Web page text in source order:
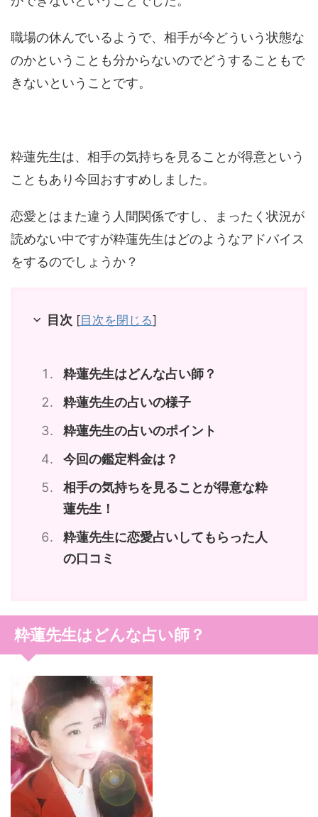
職場の休んでいるようで、相手が今どういう状態な
のかということも分からないのでどうすることもで
きないということです。
粋蓮先生は、相手の気持ちを見ることが得意という
こともあり今回おすすめしました。
恋愛とはまた違う人間関係ですし、まったく状況が
読めない中ですが粋蓮先生はどのようなアドバイス
をするのでしょうか？
目次 [目次を閉じる]
粋蓮先生はどんな占い師？
粋蓮先生の占いの様子
粋蓮先生の占いのポイント
今回の鑑定料金は？
相手の気持ちを見ることが得意な粋
蓮先生！
粋蓮先生に恋愛占いしてもらった人
の口コミ
粋蓮先生はどんな占い師？